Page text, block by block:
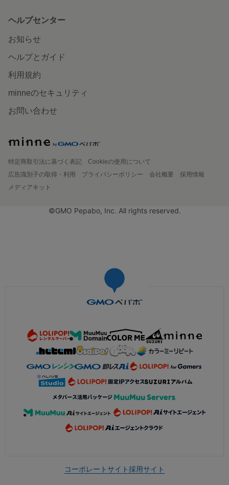
ヘルプセンター
お知らせ
ヘルプとガイド
利用規約
minneのセキュリティ
お問い合わせ
特定商取引法に基づく表記
Cookieの使用について
広告識別子の取得・利用
プライバシーポリシー 会社概要
採用情報
メディアキット
©GMO Pepabo, Inc. All rights reserved.
コーポレートサイト採用サイト